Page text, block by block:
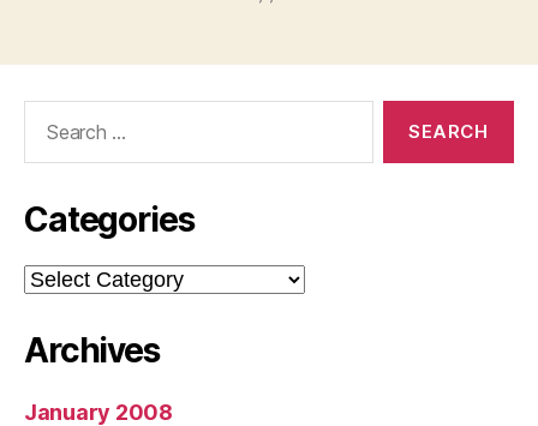
Categories
Categories
Archives
January 2008